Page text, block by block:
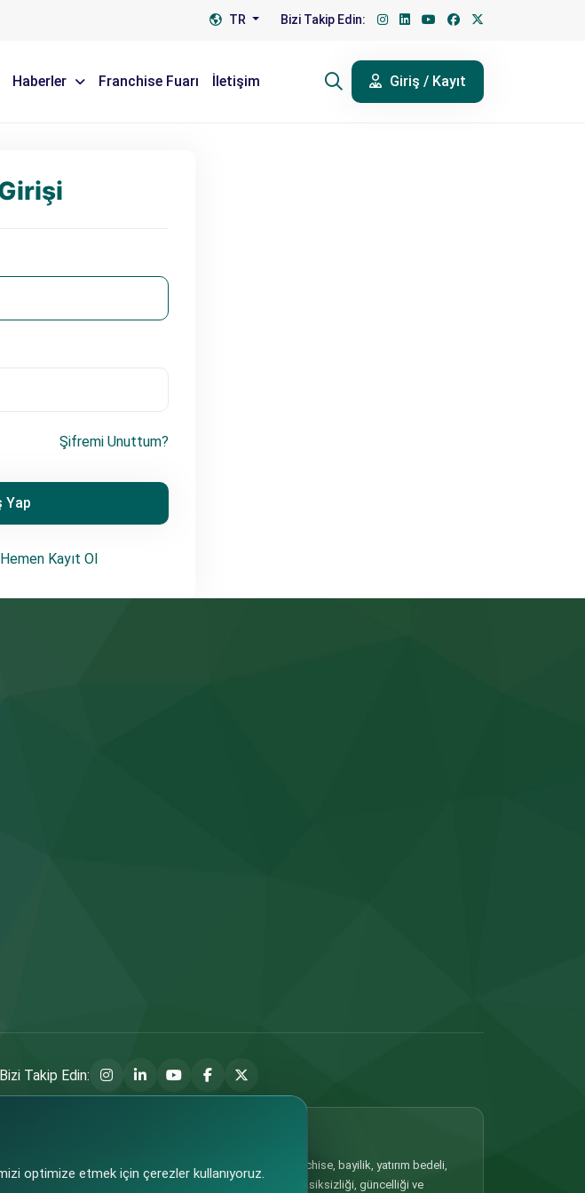
TR Bizi Takip Edin:
Haberler Franchise Fuarı İletişim Giriş / Kayıt
Şifremi Unuttum?
Yap
Hemen Kayıt Ol
Bizi Takip Edin:
amaçlayan bir platformdur. Portalda yer alan franchise, bayilik, yatırım bedeli,
tarafından sağlanmakta olup, bu bilgilerin doğruluğu, eksiksizliği, güncelliği ve
optimize etmek için çerezler kullanıyoruz.